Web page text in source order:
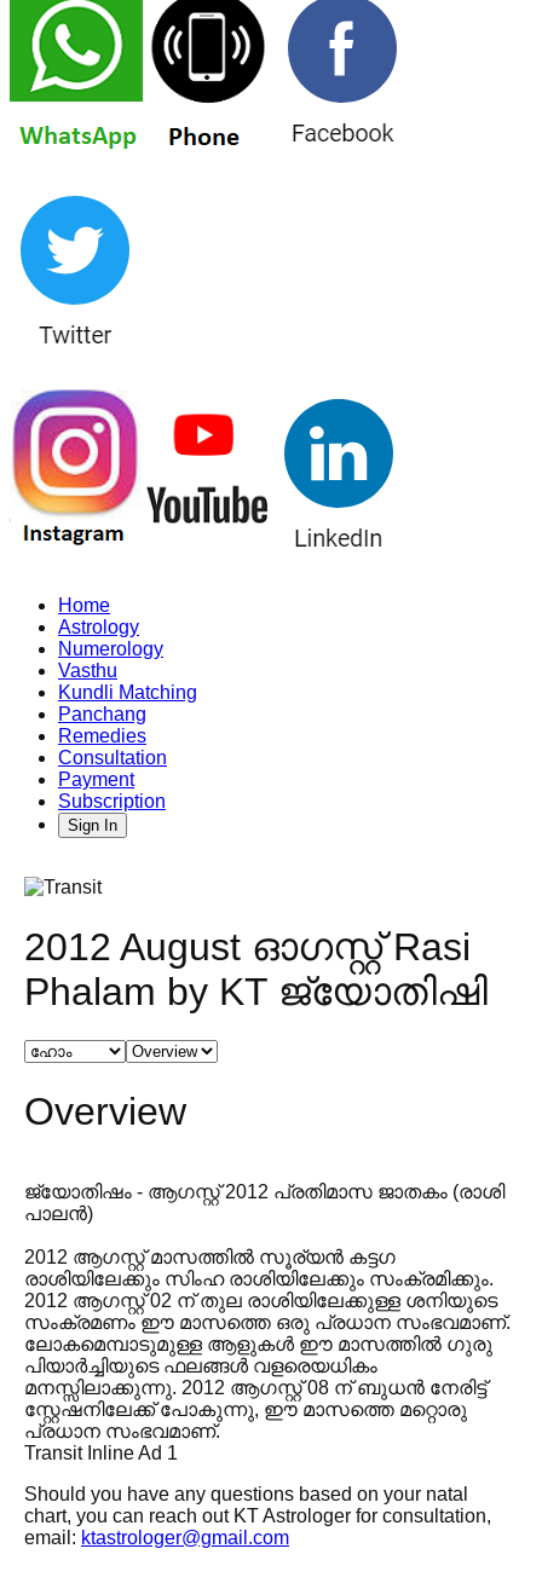
Home
Astrology
Numerology
Vasthu
Kundli Matching
Panchang
Remedies
Consultation
Payment
Subscription
Sign In
2012 August ഓഗസ്റ്റ് Rasi
Phalam by KT ജ്യോതിഷി
Overview
ജ്യോതിഷം - ആഗസ്റ്റ് 2012 പ്രതിമാസ ജാതകം (രാശി
പാലൻ)
2012 ആഗസ്റ്റ് മാസത്തിൽ സൂര്യൻ കട്ടഗ
രാശിയിലേക്കും സിംഹ രാശിയിലേക്കും സംക്രമിക്കും.
2012 ആഗസ്റ്റ് 02 ന് തുല രാശിയിലേക്കുള്ള ശനിയുടെ
സംക്രമണം ഈ മാസത്തെ ഒരു പ്രധാന സംഭവമാണ്.
ലോകമെമ്പാടുമുള്ള ആളുകൾ ഈ മാസത്തിൽ ഗുരു
പിയാർച്ചിയുടെ ഫലങ്ങൾ വളരെയധികം
മനസ്സിലാക്കുന്നു. 2012 ആഗസ്റ്റ് 08 ന് ബുധൻ നേരിട്ട്
സ്റ്റേഷനിലേക്ക് പോകുന്നു, ഈ മാസത്തെ മറ്റൊരു
പ്രധാന സംഭവമാണ്.
Transit Inline Ad 1
Should you have any questions based on your natal
chart, you can reach out KT Astrologer for consultation,
email: ktastrologer@gmail.com